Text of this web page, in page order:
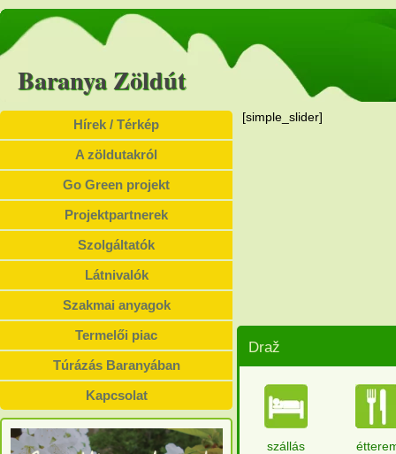
Baranya Zöldút
[simple_slider]
Hírek / Térkép
A zöldutakról
Go Green projekt
Projektpartnerek
Szolgáltatók
Látnivalók
Szakmai anyagok
Termelői piac
Túrázás Baranyában
Kapcsolat
Draž
szállás